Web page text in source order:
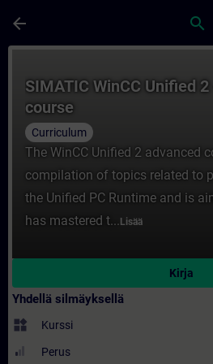
arrow_back search
SIMATIC WinCC Unified
course
Curriculum
The WinCC Unified 2 advanced
compilation of topics related to
the Unified PC Runtime and is
has mastered t... Lisää
Kirja
Yhdellä silmäyksellä
widgets Kurssi
Perus